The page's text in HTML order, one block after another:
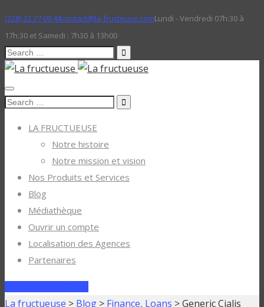
(228) 22 27 09 44contact@la-fructeuse.comLundi - Vendredi 07h:30 à
17h:30 et Samedi : 7h30 à 13h00
Search
for:
Search
LA FRUCTUEUSE
Notre histoire
Notre mission et vision
Nos Produits et Services
Blog
Médiathèque
Ouvrir un compte
Localisation des Agences
Partenaires
La fructueuse > Blog > Finance, Loans >Generic Cialis